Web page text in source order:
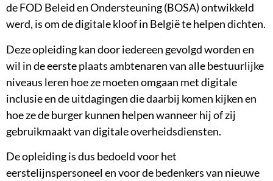
de FOD Beleid en Ondersteuning (BOSA) ontwikkeld
werd, is om de digitale kloof in België te helpen dichten.
Deze opleiding kan door iedereen gevolgd worden en
wil in de eerste plaats ambtenaren van alle bestuurlijke
niveaus leren hoe ze moeten omgaan met digitale
inclusie en de uitdagingen die daarbij komen kijken en
hoe ze de burger kunnen helpen wanneer hij of zij
gebruikmaakt van digitale overheidsdiensten.
De opleiding is dus bedoeld voor het
eerstelijnspersoneel en voor de bedenkers van nieuwe